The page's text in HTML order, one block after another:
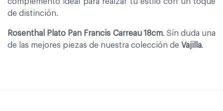
de distinción.
Rosenthal Plato Pan Francis Carreau 18cm. Sin duda una
de las mejores piezas de nuestra colección de Vajilla.